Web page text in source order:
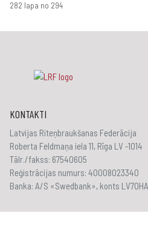
282 lapa no 294
KONTAKTI
Latvijas Riteņbraukšanas Federācija
Roberta Feldmaņa iela 11, Rīga LV -1014
Tālr./fakss: 67540605
Reģistrācijas numurs: 40008023340
Banka: A/S «Swedbank», konts